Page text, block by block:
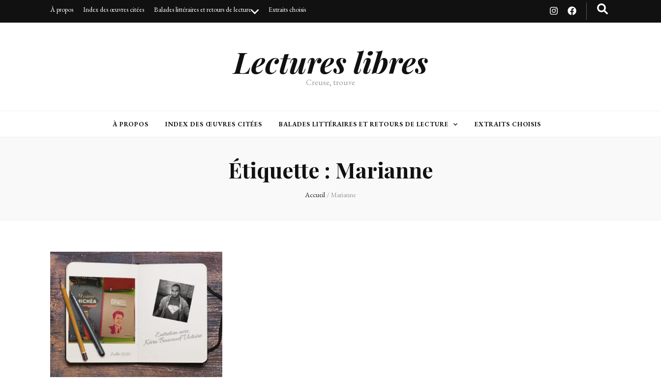
À propos Index des œuvres citées Balades littéraires et retours de lecture Extraits choisis
Lectures libres
Creuse, trouve
À PROPOS INDEX DES ŒUVRES CITÉES BALADES LITTÉRAIRES ET RETOURS DE LECTURE EXTRAITS CHOISIS
Étiquette : Marianne
Accueil / Marianne